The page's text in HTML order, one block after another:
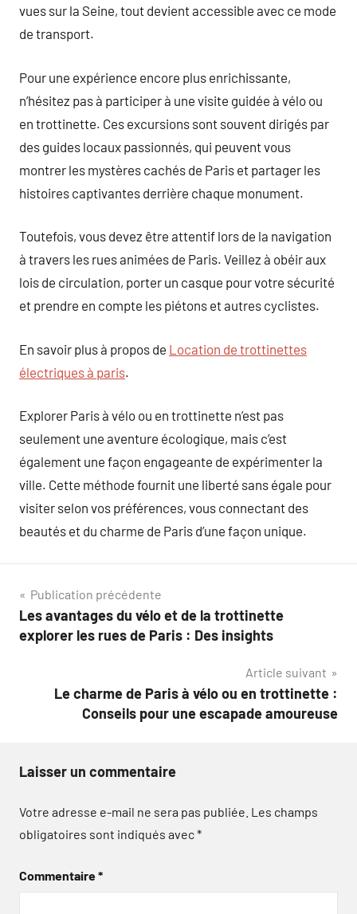
vues sur la Seine, tout devient accessible avec ce mode
de transport.
Pour une expérience encore plus enrichissante,
n’hésitez pas à participer à une visite guidée à vélo ou
en trottinette. Ces excursions sont souvent dirigés par
des guides locaux passionnés, qui peuvent vous
montrer les mystères cachés de Paris et partager les
histoires captivantes derrière chaque monument.
Toutefois, vous devez être attentif lors de la navigation
à travers les rues animées de Paris. Veillez à obéir aux
lois de circulation, porter un casque pour votre sécurité
et prendre en compte les piétons et autres cyclistes.
En savoir plus à propos de Location de trottinettes
électriques à paris.
Explorer Paris à vélo ou en trottinette n’est pas
seulement une aventure écologique, mais c’est
également une façon engageante de expérimenter la
ville. Cette méthode fournit une liberté sans égale pour
visiter selon vos préférences, vous connectant des
beautés et du charme de Paris d’une façon unique.
Navigation
de
Publication précédente
Les avantages du vélo et de la trottinette
explorer les rues de Paris : Des insights
Article suivant
Le charme de Paris à vélo ou en trottinette :
Conseils pour une escapade amoureuse
Laisser un commentaire
Votre adresse e-mail ne sera pas publiée. Les champs
obligatoires sont indiqués avec*
Commentaire*